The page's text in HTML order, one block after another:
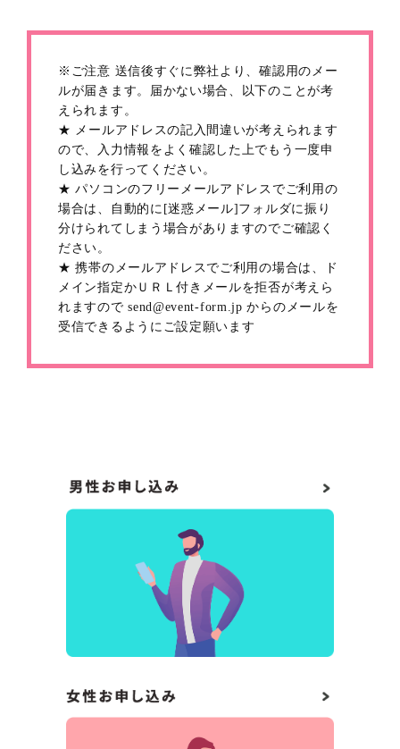
※ご注意 送信後すぐに弊社より、確認用のメー
ルが届きます。届かない場合、以下のことが考
えられます。
★ メールアドレスの記入間違いが考えられます
ので、入力情報をよく確認した上でもう一度申
し込みを行ってください。
★ パソコンのフリーメールアドレスでご利用の
場合は、自動的に[迷惑メール]フォルダに振り
分けられてしまう場合がありますのでご確認く
ださい。
★ 携帯のメールアドレスでご利用の場合は、ド
メイン指定かＵＲＬ付きメールを拒否が考えら
れますので send@event-form.jp からのメールを
受信できるようにご設定願います